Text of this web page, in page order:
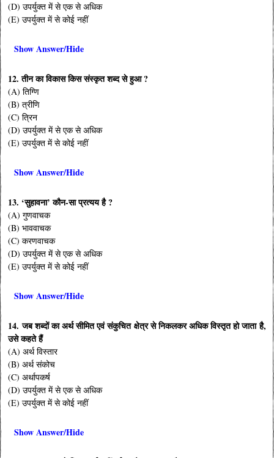
(D) उपर्युक्त में से एक से अधिक
(E) उपर्युक्त में से कोई नहीं
Show Answer/Hide
12. तीन का विकास किस संस्कृत शब्द से हुआ ?
(A) तिग्णि
(B) त्रीणि
(C) त्रिन
(D) उपर्युक्त में से एक से अधिक
(E) उपर्युक्त में से कोई नहीं
Show Answer/Hide
13. ‘सुहावना’ कौन-सा प्रत्यय है ?
(A) गुणवाचक
(B) भाववाचक
(C) करणवाचक
(D) उपर्युक्त में से एक से अधिक
(E) उपर्युक्त में से कोई नहीं
Show Answer/Hide
14. जब शब्दों का अर्थ सीमित एवं संकुचित क्षेत्र से निकलकर अधिक विस्तृत हो जाता है,
उसे कहते हैं
(A) अर्थ विस्तार
(B) अर्थ संकोच
(C) अर्थापकर्ष
(D) उपर्युक्त में से एक से अधिक
(E) उपर्युक्त में से कोई नहीं
Show Answer/Hide